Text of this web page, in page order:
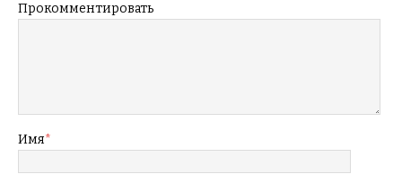
Прокомментировать
Имя*